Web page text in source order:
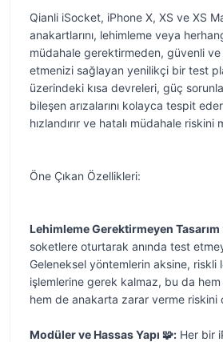
Qianli iSocket, iPhone X, XS ve XS
anakartlarını, lehimleme veya
müdahale gerektirmeden, güvenli ve
etmenizi sağlayan yenilikçi bir test
üzerindeki kısa devreleri, güç
bileşen arızalarını kolayca tespit
hızlandırır ve hatalı müdahale riskini
Öne Çıkan Özellikleri:
Lehimleme Gerektirmeyen
soketlere oturtarak anında test
Geleneksel yöntemlerin aksine, riskli
işlemlerine gerek kalmaz, bu da hem
hem de anakarta zarar verme riskini
Modüler ve Hassas Yapı 🧩: Her bir